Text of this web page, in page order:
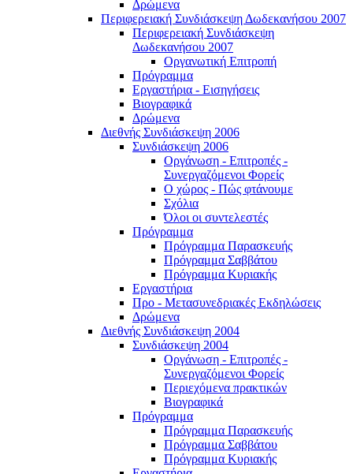
Δρώμενα
Περιφερειακή Συνδιάσκεψη Δωδεκανήσου 2007
Περιφερειακή Συνδιάσκεψη
Δωδεκανήσου 2007
Οργανωτική Επιτροπή
Πρόγραμμα
Εργαστήρια - Εισηγήσεις
Βιογραφικά
Δρώμενα
Διεθνής Συνδιάσκεψη 2006
Συνδιάσκεψη 2006
Οργάνωση - Επιτροπές -
Συνεργαζόμενοι Φορείς
Ο χώρος - Πώς φτάνουμε
Σχόλια
Όλοι οι συντελεστές
Πρόγραμμα
Πρόγραμμα Παρασκευής
Πρόγραμμα Σαββάτου
Πρόγραμμα Κυριακής
Εργαστήρια
Προ - Μετασυνεδριακές Εκδηλώσεις
Δρώμενα
Διεθνής Συνδιάσκεψη 2004
Συνδιάσκεψη 2004
Οργάνωση - Επιτροπές -
Συνεργαζόμενοι Φορείς
Περιεχόμενα πρακτικών
Βιογραφικά
Πρόγραμμα
Πρόγραμμα Παρασκευής
Πρόγραμμα Σαββάτου
Πρόγραμμα Κυριακής